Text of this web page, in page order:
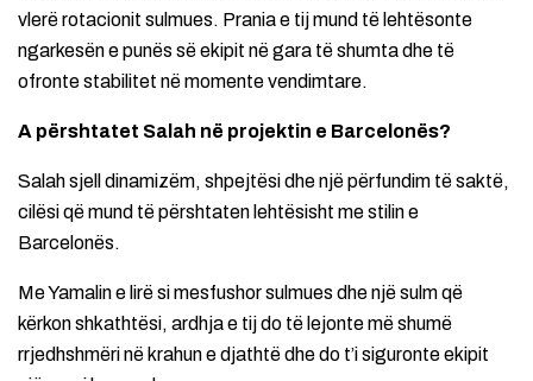
vlerë rotacionit sulmues. Prania e tij mund të lehtësonte
ngarkesën e punës së ekipit në gara të shumta dhe të
ofronte stabilitet në momente vendimtare.
A përshtatet Salah në projektin e Barcelonës?
Salah sjell dinamizëm, shpejtësi dhe një përfundim të saktë,
cilësi që mund të përshtaten lehtësisht me stilin e
Barcelonës.
Me Yamalin e lirë si mesfushor sulmues dhe një sulm që
kërkon shkathtësi, ardhja e tij do të lejonte më shumë
rrjedhshmëri në krahun e djathtë dhe do t’i siguronte ekipit